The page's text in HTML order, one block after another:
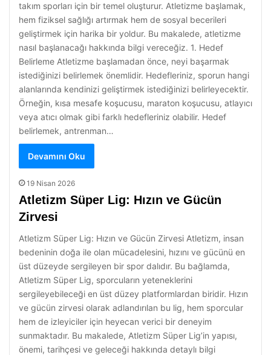
takım sporları için bir temel oluşturur. Atletizme başlamak,
hem fiziksel sağlığı artırmak hem de sosyal becerileri
geliştirmek için harika bir yoldur. Bu makalede, atletizme
nasıl başlanacağı hakkında bilgi vereceğiz. 1. Hedef
Belirleme Atletizme başlamadan önce, neyi başarmak
istediğinizi belirlemek önemlidir. Hedefleriniz, sporun hangi
alanlarında kendinizi geliştirmek istediğinizi belirleyecektir.
Örneğin, kısa mesafe koşucusu, maraton koşucusu, atlayıcı
veya atıcı olmak gibi farklı hedefleriniz olabilir. Hedef
belirlemek, antrenman…
Devamını Oku
19 Nisan 2026
Atletizm Süper Lig: Hızın ve Gücün
Zirvesi
Atletizm Süper Lig: Hızın ve Gücün Zirvesi Atletizm, insan
bedeninin doğa ile olan mücadelesini, hızını ve gücünü en
üst düzeyde sergileyen bir spor dalıdır. Bu bağlamda,
Atletizm Süper Lig, sporcuların yeteneklerini
sergileyebileceği en üst düzey platformlardan biridir. Hızın
ve gücün zirvesi olarak adlandırılan bu lig, hem sporcular
hem de izleyiciler için heyecan verici bir deneyim
sunmaktadır. Bu makalede, Atletizm Süper Lig’in yapısı,
önemi, tarihçesi ve geleceği hakkında detaylı bilgi